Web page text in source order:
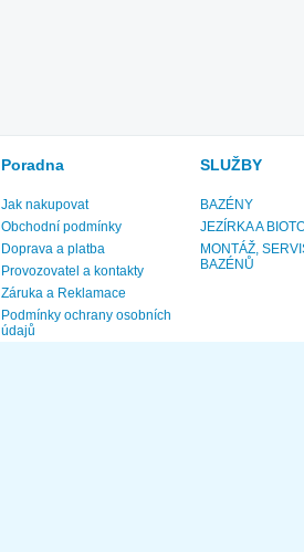
Poradna
Jak nakupovat
Obchodní podmínky
Doprava a platba
Provozovatel a kontakty
Záruka a Reklamace
Podmínky ochrany osobních
údajů
SLUŽBY
BAZÉNY
JEZÍRKA A
MONTÁŽ,
BAZÉNŮ